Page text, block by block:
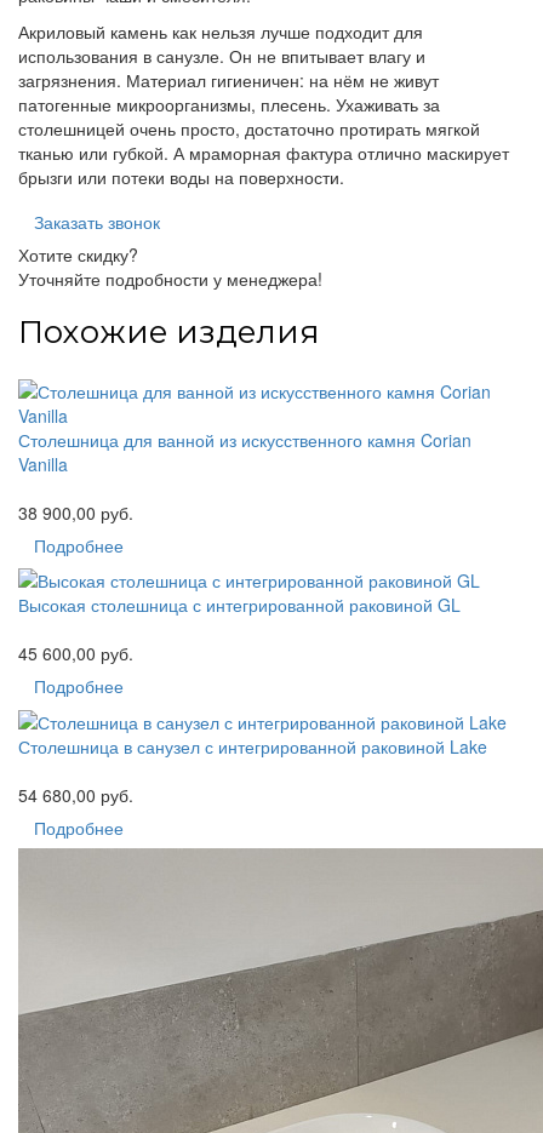
Акриловый камень как нельзя лучше подходит для
использования в санузле. Он не впитывает влагу и
загрязнения. Материал гигиеничен: на нём не живут
патогенные микроорганизмы, плесень. Ухаживать за
столешницей очень просто, достаточно протирать мягкой
тканью или губкой. А мраморная фактура отлично маскирует
брызги или потеки воды на поверхности.
Заказать звонок
Хотите скидку?
Уточняйте подробности у менеджера!
Похожие изделия
Столешница для ванной из искусственного камня Corian
Vanilla
38 900,00 руб.
Подробнее
Высокая столешница с интегрированной раковиной GL
45 600,00 руб.
Подробнее
Столешница в санузел с интегрированной раковиной Lake
54 680,00 руб.
Подробнее